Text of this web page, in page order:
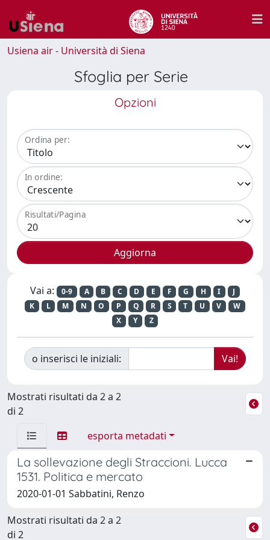
Usiena air - Università di Siena
Sfoglia per Serie
Opzioni
Ordina per:
In ordine:
Risultati/Pagina
Vai a: 0-9 A B C D E F G H I
J
K
L M N O P Q R S T U V
W
X
Y Z
o inserisci le iniziali:
Mostrati risultati da 2 a 2
di 2
esporta metadati
La sollevazione degli Straccioni. Lucca
1531. Politica e mercato
2020-01-01 Sabbatini, Renzo
Mostrati risultati da 2 a 2
di 2